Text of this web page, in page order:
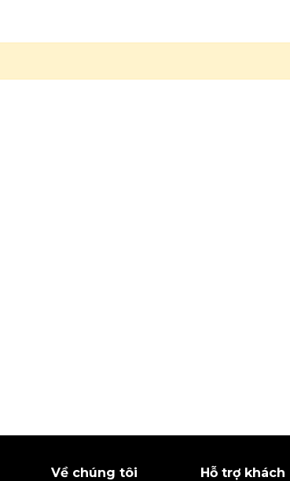
Về chúng tôi Hỗ trợ khách